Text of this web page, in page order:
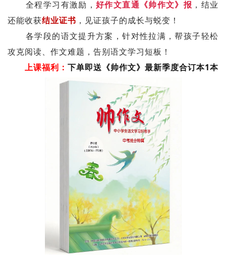
环球
专题
极客圈
经济
全程学习有激励，好作文直通《帅作文》报 ，结业
还能收获结业证书 ，见证孩子的成长与蜕变！
各学段的语文提升方案，针对性拉满，帮孩子轻松
攻克阅读、作文难题，告别语文学习短板！
上课福利： 下单即送《帅作文》最新季度合订本1本